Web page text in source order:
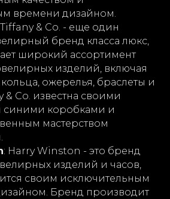
времени дизайном.
Tiffany & Co. - еще один
бренд класса люкс,
широкий ассортимент
изделий, включая
ожерелья, браслеты и
& Co. известна своими
коробками и
мастерством
: Harry Winston - это бренд
изделий и часов,
своим исключительным
Бренд производит